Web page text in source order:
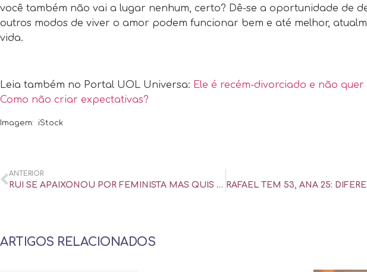
você também não vai a lugar nenhum, certo? Dê-se a oportunidade de
outros modos de viver o amor podem funcionar bem e até melhor,
vida.
Leia também no Portal UOL Universa: Ele é recém-divorciado e não quer
Como não criar expectativas?
Imagem: iStock
ANTERIOR
RUI SE APAIXONOU POR FEMINISTA MAS QUIS FUGIR AO SABER PASSADO SEXUAL DELA – UOL UNIVERSA
ARTIGOS RELACIONADOS